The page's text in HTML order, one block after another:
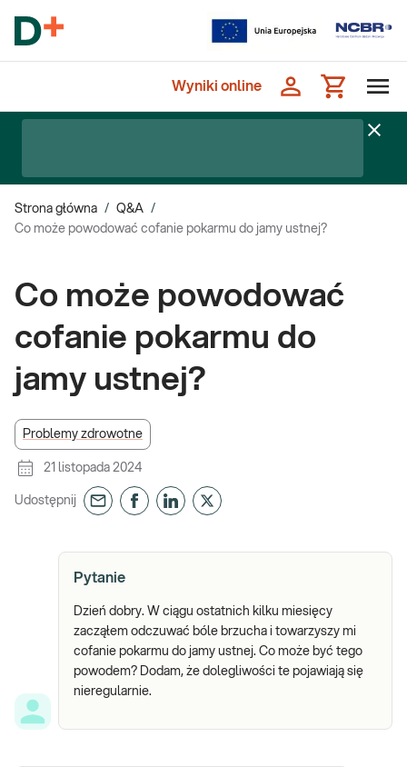
Wyniki online
Strona główna / Q&A /
Co może powodować cofanie pokarmu do jamy ustnej?
Co może powodować
cofanie pokarmu do
jamy ustnej?
Problemy zdrowotne
21 listopada 2024
Udostępnij
Pytanie
Dzień dobry. W ciągu ostatnich kilku miesięcy
zacząłem odczuwać bóle brzucha i towarzyszy mi
cofanie pokarmu do jamy ustnej. Co może być tego
powodem? Dodam, że dolegliwości te pojawiają się
nieregularnie.